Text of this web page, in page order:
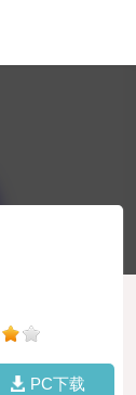
PC下载